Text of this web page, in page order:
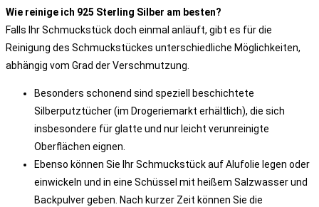
Wie reinige ich 925 Sterling Silber am besten?
Falls Ihr Schmuckstück doch einmal anläuft, gibt es für die
Reinigung des Schmuckstückes unterschiedliche Möglichkeiten,
abhängig vom Grad der Verschmutzung.
Besonders schonend sind speziell beschichtete
Silberputztücher (im Drogeriemarkt erhältlich), die sich
insbesondere für glatte und nur leicht verunreinigte
Oberflächen eignen.
Ebenso können Sie Ihr Schmuckstück auf Alufolie legen oder
einwickeln und in eine Schüssel mit heißem Salzwasser und
Backpulver geben. Nach kurzer Zeit können Sie die